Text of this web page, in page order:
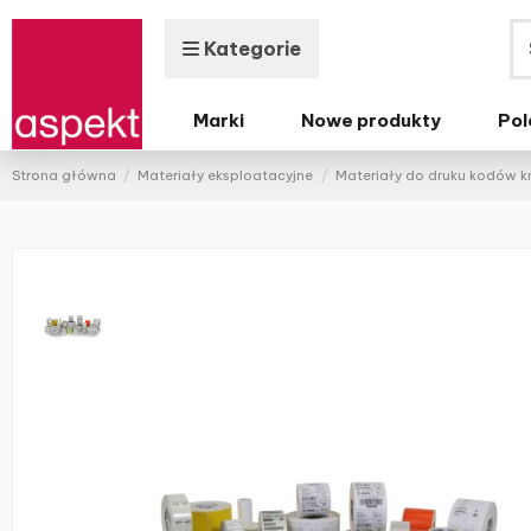
Kategorie
Marki Nowe produkty
Strona główna Materiały eksploatacyjne Materiały do druku kodów